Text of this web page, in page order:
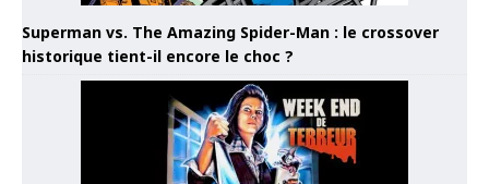
Superman vs. The Amazing Spider-Man : le crossover
historique tient-il encore le choc ?